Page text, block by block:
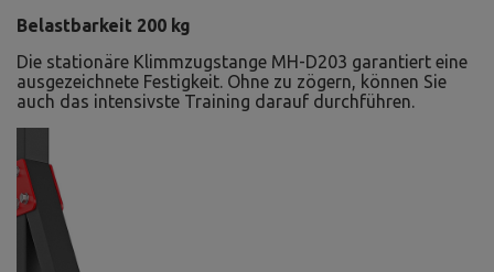
Belastbarkeit 200 kg
Die stationäre Klimmzugstange MH-D203 garantiert eine
ausgezeichnete Festigkeit. Ohne zu zögern, können Sie
auch das intensivste Training darauf durchführen.